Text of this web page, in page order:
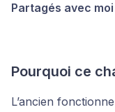
Partagés avec moi
Pourquoi ce
L’ancien